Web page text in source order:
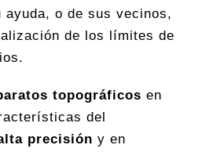
ayuda, o de sus vecinos,
de los límites de
topográficos en
del
precisión y en